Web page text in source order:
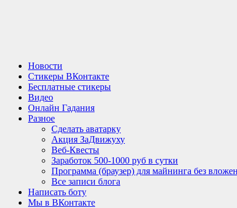
Новости
Стикеры ВКонтакте
Бесплатные стикеры
Видео
Онлайн Гадания
Разное
Сделать аватарку
Акция ЗаДвижуху
Веб-Квесты
Заработок 500-1000 руб в сутки
Программа (браузер) для майнинга без
Все записи блога
Написать боту
Мы в ВКонтакте